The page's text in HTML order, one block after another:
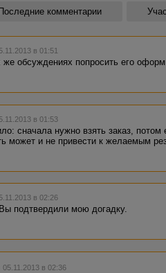
Последние комментарии
в 01:51
же обсуждениях попросить его
в 01:53
сначала нужно взять заказ,
может и не привести к желаемым
в 02:26
подтвердили мою догадку.
в 02:36